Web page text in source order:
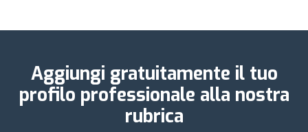
Aggiungi gratuitamente il tuo
profilo professionale alla nostra
rubrica